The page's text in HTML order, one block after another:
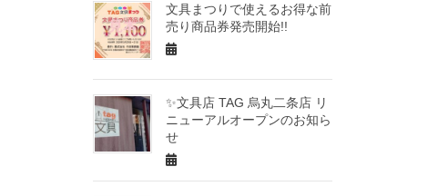
文具まつりで使えるお得な前
売り商品券発売開始!!
✨文具店 TAG 烏丸二条店 リ
ニューアルオープンのお知ら
せ